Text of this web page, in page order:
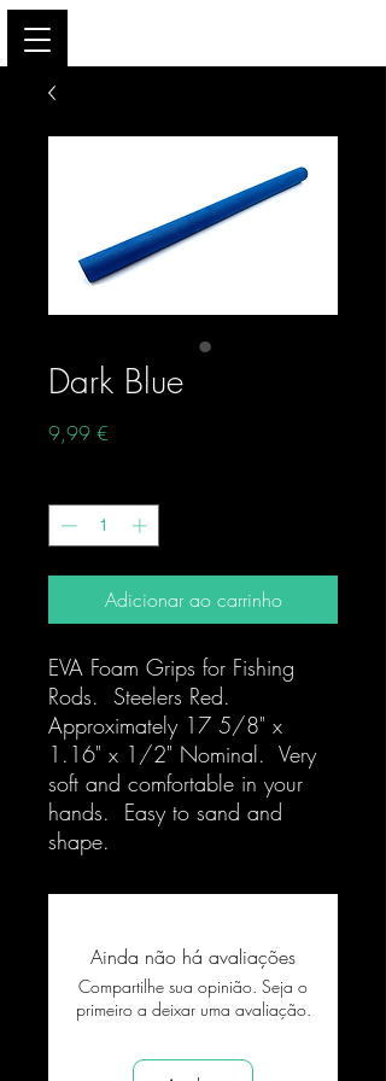
Dark Blue
9,99 €
Adicionar ao carrinho
EVA Foam Grips for Fishing
Rods. Steelers Red.
Approximately 17 5/8" x
1.16" x 1/2" Nominal. Very
soft and comfortable in your
hands. Easy to sand and
shape.
Ainda não há avaliações
Compartilhe sua opinião. Seja o
primeiro a deixar uma avaliação.